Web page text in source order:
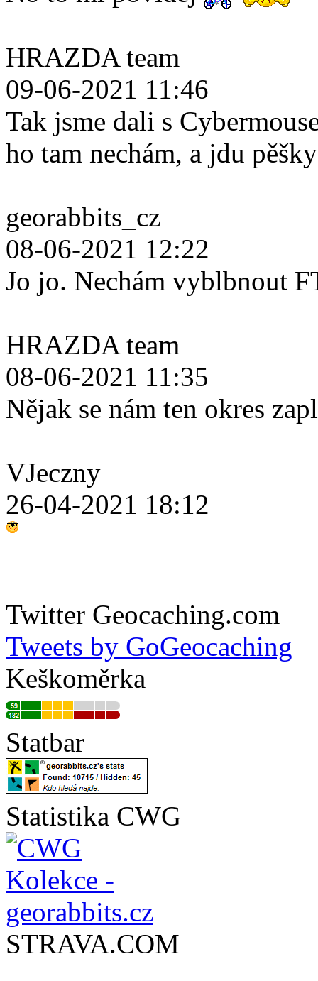
HRAZDA team
09-06-2021 11:46
Tak jsme dali s
ho tam nechám, a jdu
georabbits_cz
08-06-2021 12:22
Jo jo. Nechám vyblbnout
HRAZDA team
08-06-2021 11:35
Nějak se nám ten okres
VJeczny
26-04-2021 18:12
Twitter Geocaching.com
Tweets by GoGeocaching
Keškoměrka
Statbar
Statistika CWG
STRAVA.COM